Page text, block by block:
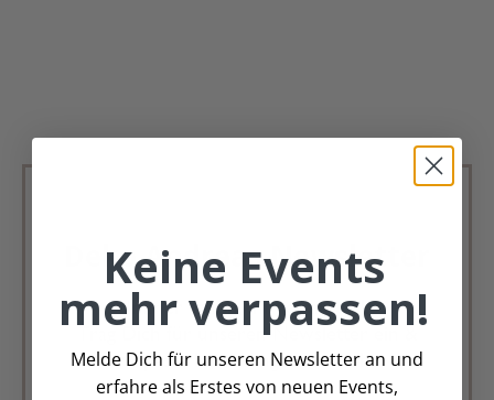
Deko Andreas Newsletter
Immer schön, immer aktuell.
Trag Dich für unseren Newsletter ein &
verpasse keine Angebote mehr
Keine Events
mehr verpassen!
Melde Dich für unseren Newsletter an und
erfahre als Erstes von neuen Events,